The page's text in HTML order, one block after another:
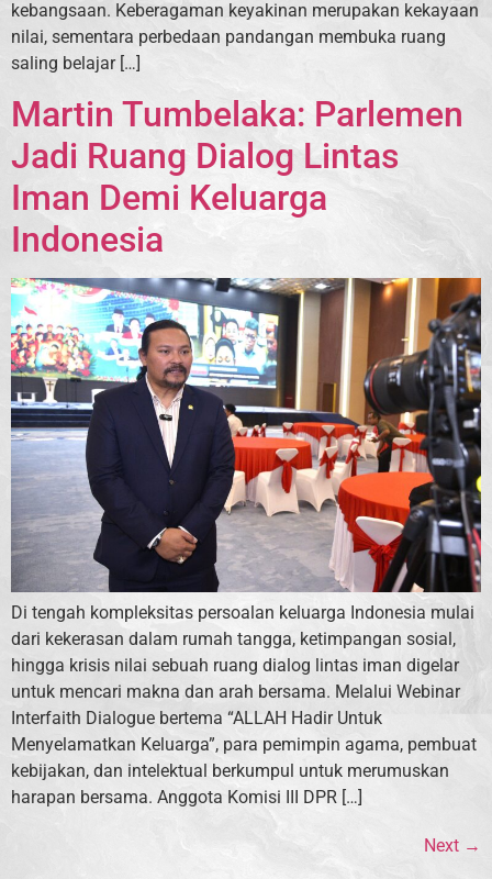
kebangsaan. Keberagaman keyakinan merupakan kekayaan
nilai, sementara perbedaan pandangan membuka ruang
saling belajar […]
Martin Tumbelaka: Parlemen
Jadi Ruang Dialog Lintas
Iman Demi Keluarga
Indonesia
Di tengah kompleksitas persoalan keluarga Indonesia mulai
dari kekerasan dalam rumah tangga, ketimpangan sosial,
hingga krisis nilai sebuah ruang dialog lintas iman digelar
untuk mencari makna dan arah bersama. Melalui Webinar
Interfaith Dialogue bertema “ALLAH Hadir Untuk
Menyelamatkan Keluarga”, para pemimpin agama, pembuat
kebijakan, dan intelektual berkumpul untuk merumuskan
harapan bersama. Anggota Komisi III DPR […]
Next →